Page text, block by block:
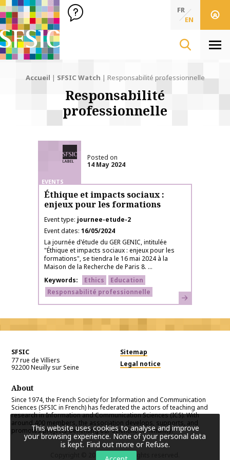
SFSIC Société Française des Sciences de l'Information & de
Société Française des Sciences de
FR
EN
Accueil | SFSIC Watch | Responsabilité professionnelle
Responsabilité
professionnelle
SFSIC labelled
EVENTS
Posted on
14 May 2024
Éthique et impacts sociaux :
enjeux pour les formations
Event type journee-etude-2
Event dates 16/05/2024
La journée d'étude du GER GENIC, intitulée
"Éthique et impacts sociaux : enjeux pour les
formations", se tiendra le 16 mai 2024 à la
Maison de la Recherche de Paris 8. ...
Keywords
Ethics
Education
Responsabilité professionnelle
Learn more
SFSIC
77 rue de Villiers
92200Neuilly sur Seine
Sitemap
Legal notice
About
Since 1974, the French Society for Information and Communication
Sciences (SFSIC in French) has federated the actors of teaching and
research in Information and Communication Sciences (ICS). With
around 400 members, the association develops, supports, and
promotes projects benefiting our scientific community.
SFSIC . All rights reserved.
This website uses cookies to analyse and improve
your browsing experience. None of your personal data
is kept. Find out more or Refuse.